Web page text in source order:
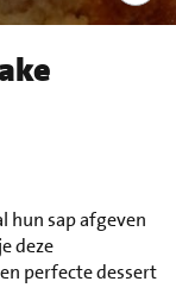
hun sap afgeven
deze
perfecte dessert